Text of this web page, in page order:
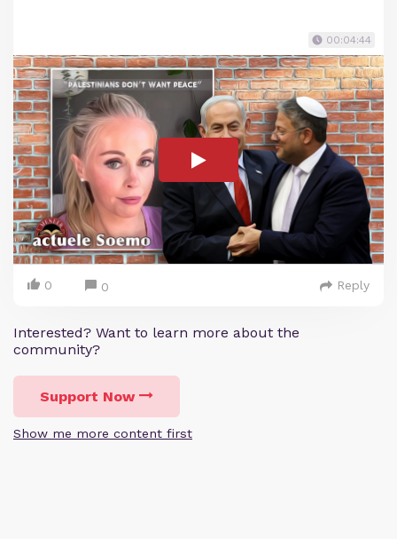
00:04:44
0 0 Reply
Interested? Want to learn more about the
community?
Support Now
Show me more content first